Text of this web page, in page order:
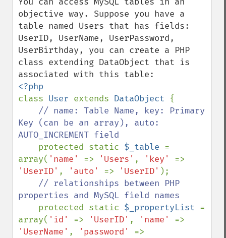
objective way. Suppose you have a
table named Users that has fields:
UserID, UserName, UserPassword,
UserBirthday, you can create a PHP
class extending DataObject that is
class User extends DataObject {
// name: Table Name, key: Primary
Key (can be an array), auto:
AUTO_INCREMENT field
protected static $_table =
array( 'name' => 'Users' , 'key'
'UserID' , 'auto' => 'UserID' );
// relationships between PHP
properties and MySQL field names
protected static $_propertyList =
array( 'id' => 'UserID' , 'name'
'UserName' , 'password'